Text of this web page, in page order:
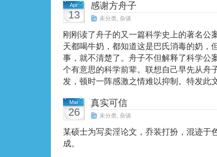
Apr
13
感谢方舟子
未分类 杂谈
刚刚读了舟子的又一篇科学史上的著名公
天都喝牛奶，都知道这是巴氏消毒的奶，
事，就不清楚了。舟子不但解释了科学公
个有意思的科学前辈。联想自己早先从舟
发，顿时一阵感激之情难以抑制。特发此
Mar
26
真实可信
未分类 杂谈
某硕士为写卖淫论文，乔装打扮，混迹于
成。